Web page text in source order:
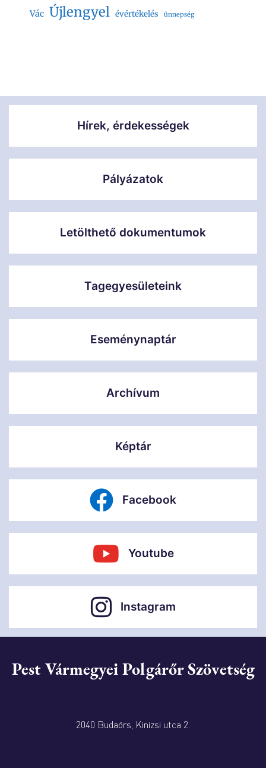
Vác Újlengyel évértékelés ünnepség
Hírek, érdekességek
Pályázatok
Letölthető dokumentumok
Tagegyesületeink
Eseménynaptár
Archívum
Képtár
Facebook
Youtube
Instagram
Pest Vármegyei Polgárőr Szövetség
2040 Budaörs, Kinizsi utca 2.